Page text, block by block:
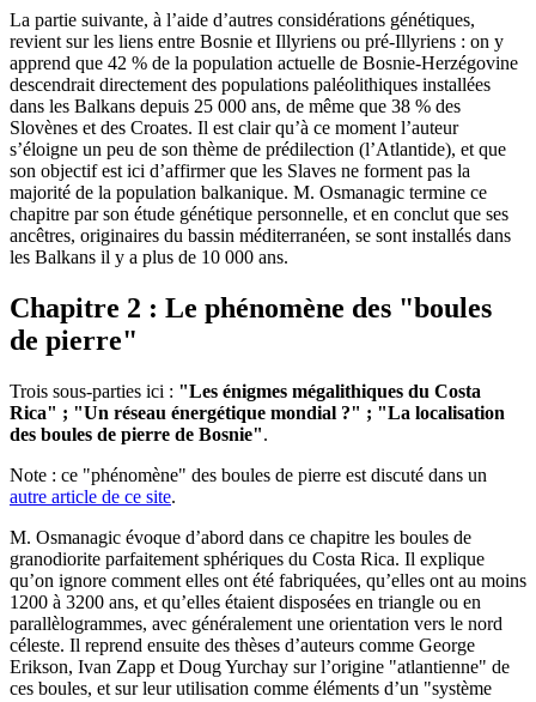
La partie suivante, à l’aide d’autres considérations génétiques,
revient sur les liens entre Bosnie et Illyriens ou pré-Illyriens : on y
apprend que 42 % de la population actuelle de Bosnie-Herzégovine
descendrait directement des populations paléolithiques installées
dans les Balkans depuis 25 000 ans, de même que 38 % des
Slovènes et des Croates. Il est clair qu’à ce moment l’auteur
s’éloigne un peu de son thème de prédilection (l’Atlantide), et que
son objectif est ici d’affirmer que les Slaves ne forment pas la
majorité de la population balkanique. M. Osmanagic termine ce
chapitre par son étude génétique personnelle, et en conclut que ses
ancêtres, originaires du bassin méditerranéen, se sont installés dans
les Balkans il y a plus de 10 000 ans.
Chapitre 2 : Le phénomène des "boules
de pierre"
Trois sous-parties ici : "Les énigmes mégalithiques du Costa
Rica" ; "Un réseau énergétique mondial ?" ; "La localisation
des boules de pierre de Bosnie".
Note : ce "phénomène" des boules de pierre est discuté dans un
autre article de ce site.
M. Osmanagic évoque d’abord dans ce chapitre les boules de
granodiorite parfaitement sphériques du Costa Rica. Il explique
qu’on ignore comment elles ont été fabriquées, qu’elles ont au moins
1200 à 3200 ans, et qu’elles étaient disposées en triangle ou en
parallèlogrammes, avec généralement une orientation vers le nord
céleste. Il reprend ensuite des thèses d’auteurs comme George
Erikson, Ivan Zapp et Doug Yurchay sur l’origine "atlantienne" de
ces boules, et sur leur utilisation comme éléments d’un "système